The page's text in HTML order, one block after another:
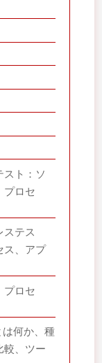
スト：ソ
プロセ
ステス
ス、アプ
プロセ
何か、種
較、ツー